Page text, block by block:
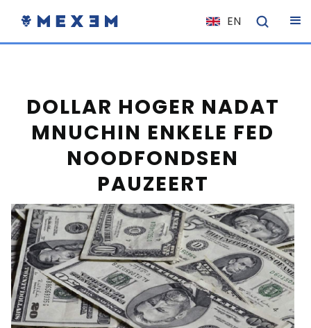
EN
NL
ES
DE
EL
HU
NO
RO
CS
SK
DOLLAR HOGER NADAT
MNUCHIN ENKELE FED
NOODFONDSEN
PAUZEERT